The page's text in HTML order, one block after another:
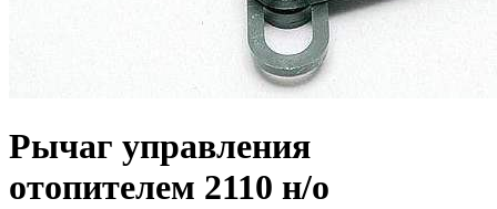
Рычаг управления
отопителем 2110 н/о